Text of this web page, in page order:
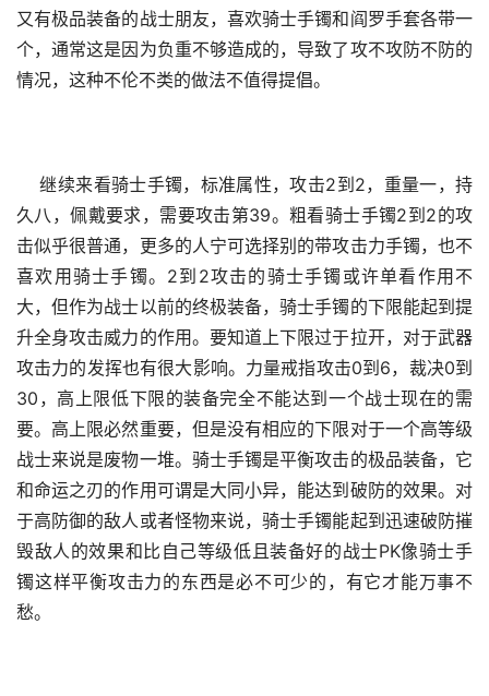
又有极品装备的战士朋友，喜欢骑士手镯和阎罗手套各带一
个，通常这是因为负重不够造成的，导致了攻不攻防不防的
情况，这种不伦不类的做法不值得提倡。
继续来看骑士手镯，标准属性，攻击2到2，重量一，持
久八，佩戴要求，需要攻击第39。粗看骑士手镯2到2的攻
击似乎很普通，更多的人宁可选择别的带攻击力手镯，也不
喜欢用骑士手镯。2到2攻击的骑士手镯或许单看作用不
大，但作为战士以前的终极装备，骑士手镯的下限能起到提
升全身攻击威力的作用。要知道上下限过于拉开，对于武器
攻击力的发挥也有很大影响。力量戒指攻击0到6，裁决0到
30，高上限低下限的装备完全不能达到一个战士现在的需
要。高上限必然重要，但是没有相应的下限对于一个高等级
战士来说是废物一堆。骑士手镯是平衡攻击的极品装备，它
和命运之刃的作用可谓是大同小异，能达到破防的效果。对
于高防御的敌人或者怪物来说，骑士手镯能起到迅速破防摧
毁敌人的效果和比自己等级低且装备好的战士PK像骑士手
镯这样平衡攻击力的东西是必不可少的，有它才能万事不
愁。